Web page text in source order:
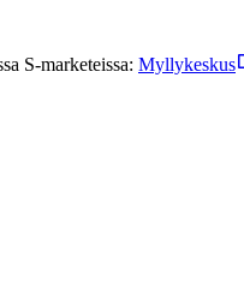
S-marke­teissa: Myllykeskus